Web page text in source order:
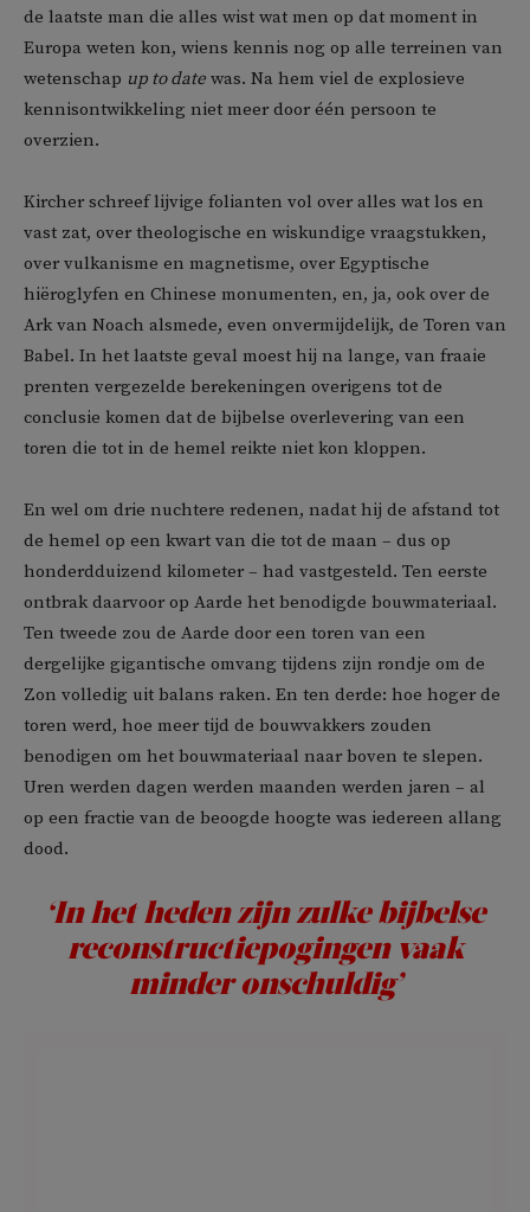
de laatste man die alles wist wat men op dat moment in
Europa weten kon, wiens kennis nog op alle terreinen van
wetenschap up to date was. Na hem viel de explosieve
kennisontwikkeling niet meer door één persoon te
overzien.
Kircher schreef lijvige folianten vol over alles wat los en
vast zat, over theologische en wiskundige vraagstukken,
over vulkanisme en magnetisme, over Egyptische
hiëroglyfen en Chinese monumenten, en, ja, ook over de
Ark van Noach alsmede, even onvermijdelijk, de Toren van
Babel. In het laatste geval moest hij na lange, van fraaie
prenten vergezelde berekeningen overigens tot de
conclusie komen dat de bijbelse overlevering van een
toren die tot in de hemel reikte niet kon kloppen.
En wel om drie nuchtere redenen, nadat hij de afstand tot
de hemel op een kwart van die tot de maan – dus op
honderdduizend kilometer – had vastgesteld. Ten eerste
ontbrak daarvoor op Aarde het benodigde bouwmateriaal.
Ten tweede zou de Aarde door een toren van een
dergelijke gigantische omvang tijdens zijn rondje om de
Zon volledig uit balans raken. En ten derde: hoe hoger de
toren werd, hoe meer tijd de bouwvakkers zouden
benodigen om het bouwmateriaal naar boven te slepen.
Uren werden dagen werden maanden werden jaren – al
op een fractie van de beoogde hoogte was iedereen allang
dood.
‘In het heden zijn zulke bijbelse
reconstructiepogingen vaak
minder onschuldig’